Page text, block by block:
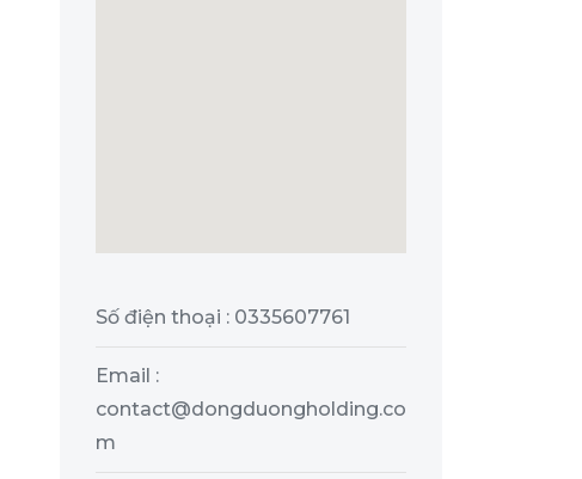
Số điện thoại : 0335607761
Email :
contact@dongduongholding.co
m